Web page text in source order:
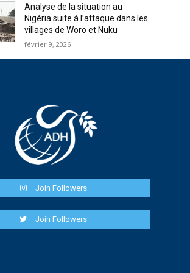
Analyse de la situation au
Nigéria suite à l’attaque dans les
villages de Woro et Nuku
février 9, 2026
Join Followers
Join Followers